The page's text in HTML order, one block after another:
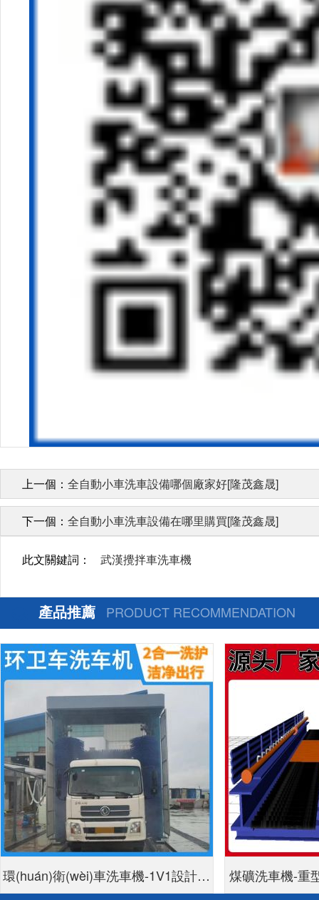
上一個： 全自動小車洗車設備哪個廠家好[隆茂鑫晟]
下一個： 全自動小車洗車設備在哪里購買[隆茂鑫晟]
此文關鍵詞： 武漢攪拌車洗車機
產品推薦 PRODUCT RECOMMENDATION
環(huán)衛(wèi)車洗車機-1V1設計方
煤礦洗車機-重